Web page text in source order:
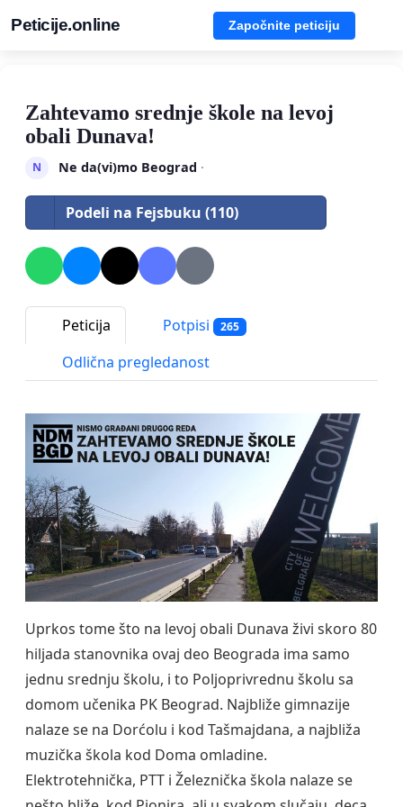
Peticije.online Započnite peticiju
Zahtevamo srednje škole na levoj
obali Dunava!
N Ne da(vi)mo Beograd ·
Podeli na Fejsbuku (110)
Peticija Potpisi 265
Odlična pregledanost
Uprkos tome što na levoj obali Dunava živi skoro 80
hiljada stanovnika ovaj deo Beograda ima samo
jednu srednju školu, i to Poljoprivrednu školu sa
domom učenika PK Beograd. Najbliže gimnazije
nalaze se na Dorćolu i kod Tašmajdana, a najbliža
muzička škola kod Doma omladine.
Elektrotehnička, PTT i Železnička škola nalaze se